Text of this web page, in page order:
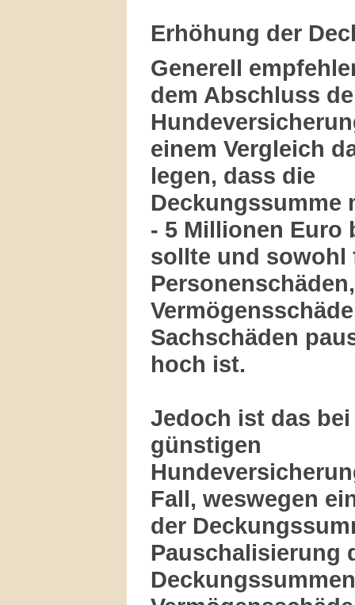
Erhöhung der
Generell
dem Abschluss
einem Vergleich
legen, dass die
Deckungssumme
- 5 Millionen Euro
sollte und sowohl
Personenschäden,
Sachschäden
hoch ist.
Jedoch ist das
günstigen
Fall, weswegen
der
Pauschalisierung